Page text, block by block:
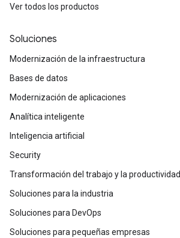
Ver todos los productos
Soluciones
Modernización de la infraestructura
Bases de datos
Modernización de aplicaciones
Analítica inteligente
Inteligencia artificial
Security
Transformación del trabajo y la productividad
Soluciones para la industria
Soluciones para DevOps
Soluciones para pequeñas empresas